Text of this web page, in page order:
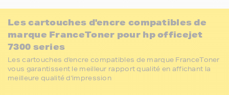
Les cartouches d'encre compatibles de
marque FranceToner pour hp officejet
7300 series
Les cartouches d'encre compatibles de marque FranceToner
vous garantissent le meilleur rapport qualité en affichant la
meilleure qualité d'impression